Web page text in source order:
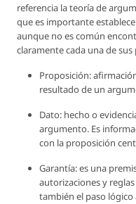
referencia la teoría de
que es importante
aunque no es común
claramente cada una de sus
Proposición:
resultado de un
Dato: hecho o
argumento. Es
con la proposición
Garantía: es una
autorizaciones y
también el paso lógico